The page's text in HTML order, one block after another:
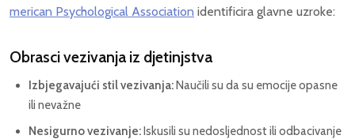
merican Psychological Association identificira glavne uzroke:
Obrasci vezivanja iz djetinjstva
Izbjegavajući stil vezivanja:Naučili su da su emocije opasne
ili nevažne
Nesigurno vezivanje:Iskusili su nedosljednost ili odbacivanje